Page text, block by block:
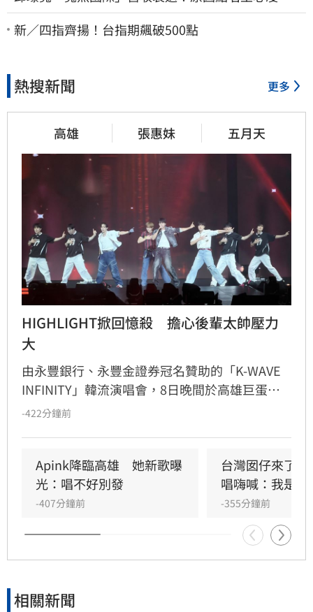
丞琳網笑翻：太誠實
新／四指齊揚！台指期飆破500點
熱搜新聞 更多
高雄 張惠妹 五月天
HIGHLIGHT掀回憶殺　擔心後輩太帥壓力
大
由永豐銀行、永豐金證券冠名贊助的「K-WAVE
INFINITY」韓流演唱會，8日晚間於高雄巨蛋熱
力開唱，集結NEWBEAT、FLARE U、CRAVITY、
熱情應援，尖叫與歡呼聲一路未停，最後由
HIGHLIGHT壓軸接管舞台，將現場氣氛推向最高
潮。
-422分鐘前
Apink降臨高雄　她新歌曝
光：唱不好別發
-407分鐘前
台灣囡仔來了
唱嗨喊：我是誰
-355分鐘前
相關新聞